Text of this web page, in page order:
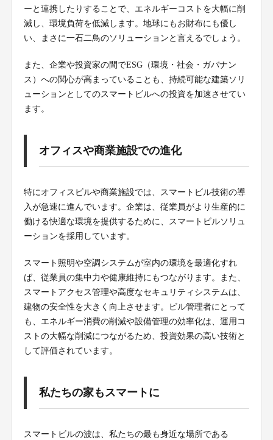
ーと連携したりすることで、エネルギーコストを大幅に削
減し、環境負荷を低減します。地球にもお財布にも優し
い、まさに一石二鳥のソリューションと言えるでしょう。
また、企業や投資家の間でESG（環境・社会・ガバナン
ス）への関心が高まっていることも、持続可能な建築ソリ
ューションとしてのスマートビルへの投資を加速させてい
ます。
オフィスや商業施設での進化
特にオフィスビルや商業施設では、スマートビル技術の導
入が急速に進んでいます。企業は、従業員がより生産的に
働ける快適な環境を提供するために、スマートビルソリュ
ーションを採用しています。
スマート照明や空調システムが室内の環境を最適化すれ
ば、従業員の集中力や健康維持にもつながります。また、
スマートアクセス管理や高度なセキュリティシステムは、
建物の安全性を大きく向上させます。ビル管理者にとって
も、エネルギー消費の削減や設備管理の効率化は、運用コ
ストの大幅な削減につながるため、投資効果の高い技術と
して評価されています。
私たちの家もスマートに
スマートビルの波は、私たちの最も身近な場所である